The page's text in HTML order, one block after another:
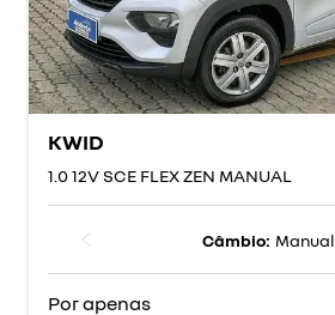
KWID
1.0 12V SCE FLEX ZEN MANUAL
Câmbio: Manual
Por apenas